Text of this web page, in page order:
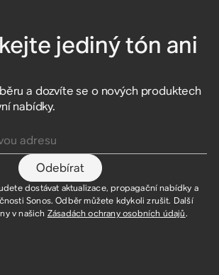
jediný tón ani
a dozvíte se o nových produktech
nabídky.
Odebírat
dostávat aktualizace, propagační nabídky a
Sonos. Odběr můžete kdykoli zrušit. Další
v našich Zásadách ochrany osobních údajů .